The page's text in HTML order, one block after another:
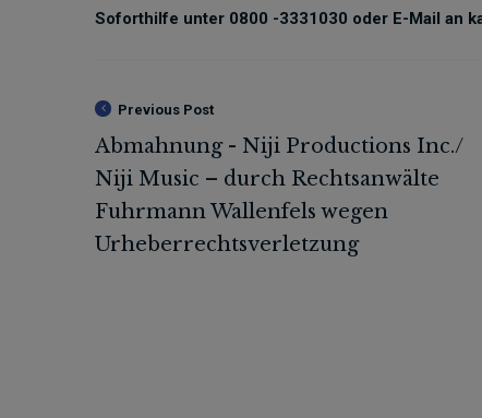
Soforthilfe unter 0800 -3331030 oder E-Mail an
Previous Post